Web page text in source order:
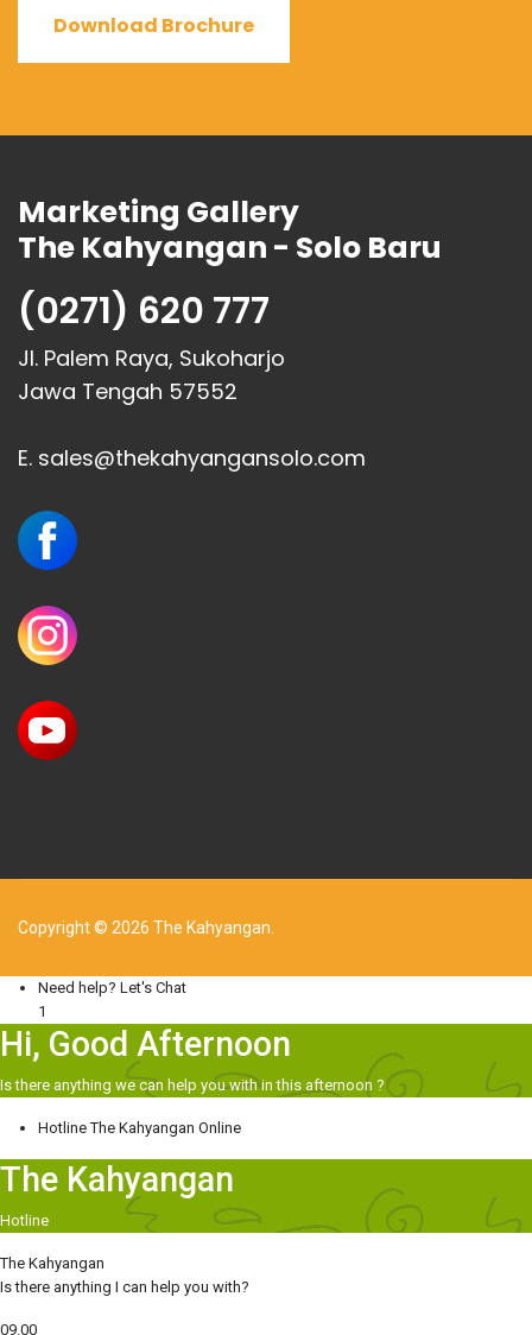
Download Brochure
Marketing Gallery
The Kahyangan - Solo Baru
(0271) 620 777
Jl. Palem Raya, Sukoharjo
Jawa Tengah 57552
E. sales@thekahyangansolo.com
Copyright © 2026 The Kahyangan.
Need help? Let's Chat
1
Hi, Good Afternoon
Is there anything we can help you with in this afternoon ?
Hotline The Kahyangan Online
The Kahyangan
Hotline
The Kahyangan
Is there anything I can help you with?
09.00